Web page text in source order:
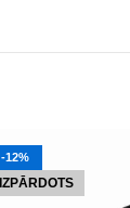
-12%
IZPĀRDOTS